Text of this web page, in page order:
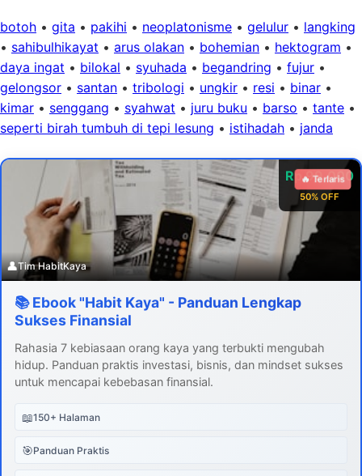
botoh • gita • pakihi • neoplatonisme • gelulur • langking
• sahibulhikayat • arus olakan • bohemian • hektogram •
daya ingat • bilokal • syuhada • begandring • fujur •
gelongsor • santan • tribologi • ungkir • resi • binar •
kimar • senggang • syahwat • juru buku • barso • tante •
seperti birah tumbuh di tepi lesung • istihadah • janda
Rp 99.000
50% OFF
🔥 Terlaris
👤Tim HabitKaya
📚 Ebook "Habit Kaya" - Panduan Lengkap
Sukses Finansial
Rahasia 7 kebiasaan orang kaya yang terbukti mengubah
hidup. Panduan praktis investasi, bisnis, dan mindset sukses
untuk mencapai kebebasan finansial.
📖150+ Halaman
🎯Panduan Praktis